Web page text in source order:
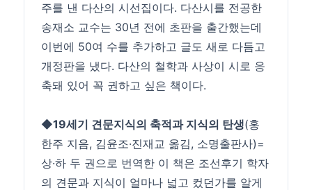
주를 낸 다산의 시선집이다. 다산시를 전공한
송재소 교수는 30년 전에 초판을 출간했는데
이번에 50여 수를 추가하고 글도 새로 다듬고
개정판을 냈다. 다산의 철학과 사상이 시로 응
축돼 있어 꼭 권하고 싶은 책이다.
◆19세기 견문지식의 축적과 지식의 탄생(홍
한주 지음, 김윤조·진재교 옮김, 소명출판사)=
상·하 두 권으로 번역한 이 책은 조선후기 학자
의 견문과 지식이 얼마나 넓고 컸던가를 알게